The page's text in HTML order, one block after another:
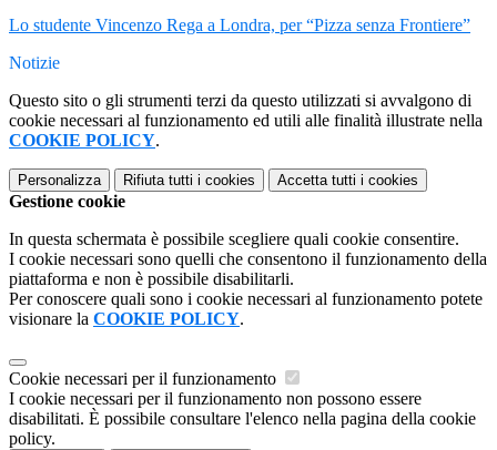
Lo studente Vincenzo Rega a Londra, per “Pizza senza Frontiere”
Notizie
Questo sito o gli strumenti terzi da questo utilizzati si avvalgono di
cookie necessari al funzionamento ed utili alle finalità illustrate nella
COOKIE POLICY.
Personalizza Rifiuta tutti i cookies Accetta tutti i cookies
Gestione cookie
In questa schermata è possibile scegliere quali cookie consentire.
I cookie necessari sono quelli che consentono il funzionamento della
piattaforma e non è possibile disabilitarli.
Per conoscere quali sono i cookie necessari al funzionamento potete
visionare la COOKIE POLICY.
Cookie necessari per il funzionamento
I cookie necessari per il funzionamento non possono essere
disabilitati. È possibile consultare l'elenco nella pagina della cookie
policy.